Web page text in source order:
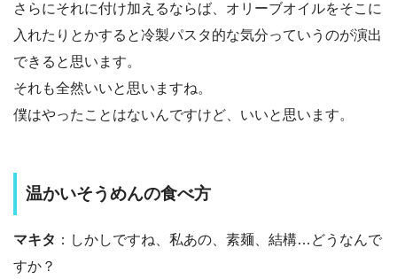
さらにそれに付け加えるならば、オリーブオイルをそこに
入れたりとかすると冷製パスタ的な気分っていうのが演出
できると思います。
それも全然いいと思いますね。
僕はやったことはないんですけど、いいと思います。
温かいそうめんの食べ方
マキタ ：しかしですね、私あの、素麺、結構…どうなんで
すか？